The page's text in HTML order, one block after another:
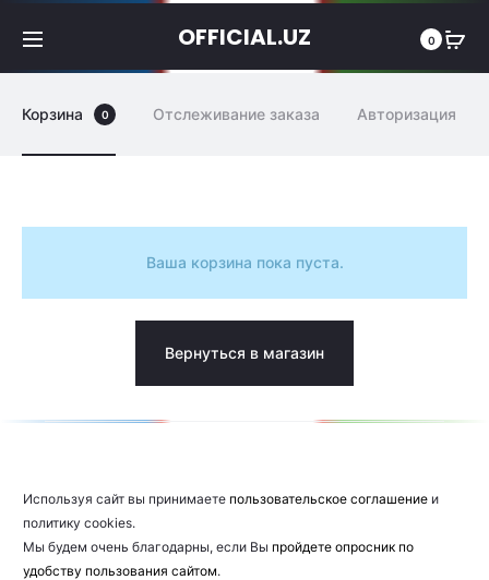
OFFICIAL.UZ 0
Корзина 0 Отслеживание заказа Авторизация
К
и
н
а
Ваша корзина пока пуста.
Вернуться в магазин
Используя сайт вы принимаете пользовательское соглашение и
политику cookies.
Мы будем очень благодарны, если Вы пройдете опросник по
удобству пользования сайтом.